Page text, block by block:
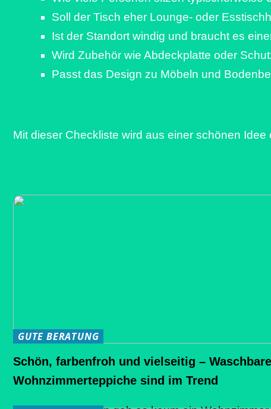
Soll der Tisch eher Lounge- oder
Ist der Standort windig und braucht es
Wird Zubehör wie Abdeckplatte oder
Passt das Design zu Möbeln und
Mit dieser Checkliste wird aus einer schönen
GUTE BERATUNG
Schön, farbenfroh und vielseitig – Waschbare
Wohnzimmerteppiche sind im Trend